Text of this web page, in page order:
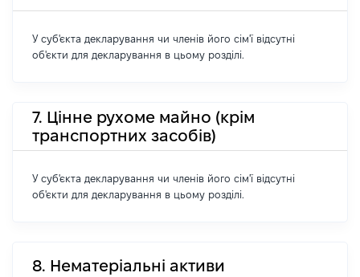
У суб'єкта декларування чи членів його сім'ї відсутні
об'єкти для декларування в цьому розділі.
7. Цінне рухоме майно (крім
транспортних засобів)
У суб'єкта декларування чи членів його сім'ї відсутні
об'єкти для декларування в цьому розділі.
8. Нематеріальні активи